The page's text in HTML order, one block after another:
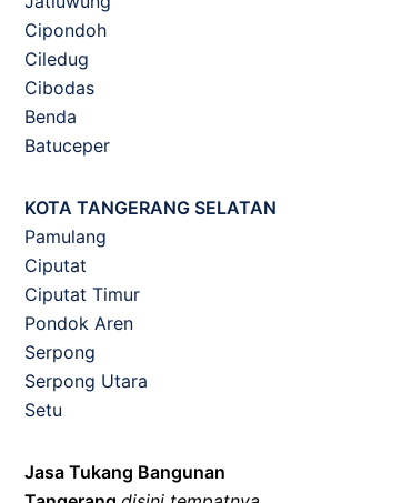
Cipondoh
Ciledug
Cibodas
Benda
Batuceper
KOTA TANGERANG SELATAN
Pamulang
Ciputat
Ciputat Timur
Pondok Aren
Serpong
Serpong Utara
Setu
Jasa Tukang Bangunan